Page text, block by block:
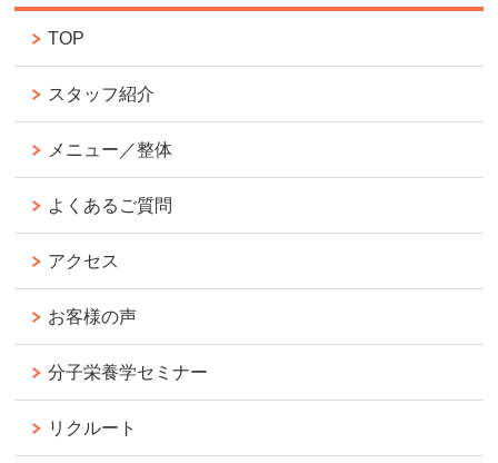
TOP
スタッフ紹介
メニュー／整体
よくあるご質問
アクセス
お客様の声
分子栄養学セミナー
リクルート